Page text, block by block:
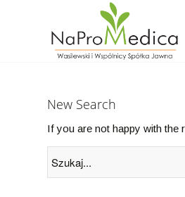
New Search
If you are not happy with the